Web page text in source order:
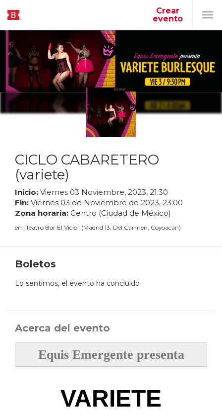
Crear
evento
CICLO CABARETERO
(variete)
Inicio: Viernes 03 Noviembre, 2023, 21:30
Fin: Viernes 03 de Noviembre de 2023, 23:00
Zona horaria: Centro (Ciudad de México)
en "Teatro Bar El Vicio" (Madrid 13, Del Carmen, Coyoacán)
Boletos
Lo sentimos, el evento ha concluido
Acerca del evento
Equis Emergente presenta
VARIETE